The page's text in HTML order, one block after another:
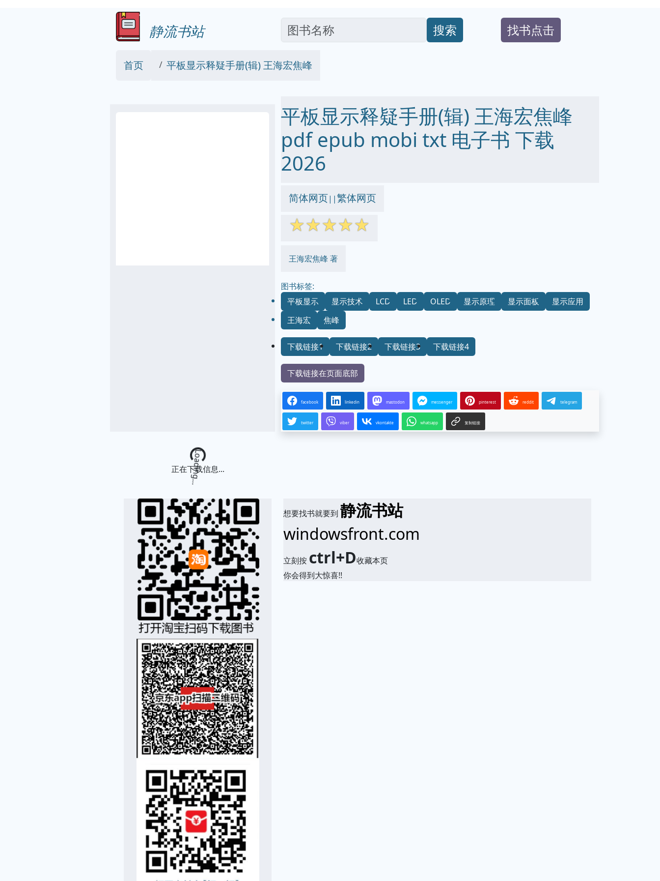
静流书站 搜索 找书点击
首页 平板显示释疑手册(辑) 王海宏焦峰
平板显示释疑手册(辑) 王海宏焦峰
pdf epub mobi txt 电子书 下载
2026
简体网页||繁体网页
☆☆☆☆☆
王海宏焦峰 著
图书标签:
平板显示
显示技术 LCD LED OLED 显示原理 显示面板
显示应用
王海宏
焦峰
下载链接1 下载链接2 下载链接3 下载链接4
下载链接在页面底部
facebook linkedin mastodon messenger pinterest reddit telegram
twitter viber vkontakte whatsapp 复制链接
Loading...
正在下载信息...
想要找书就要到静流书站
windowsfront.com
立刻按 ctrl+D收藏本页
你会得到大惊喜!!